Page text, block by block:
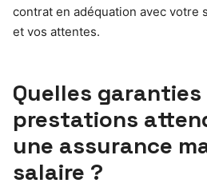
contrat en adéquation avec votre
et vos attentes.
Quelles
prestations
une assurance
salaire ?